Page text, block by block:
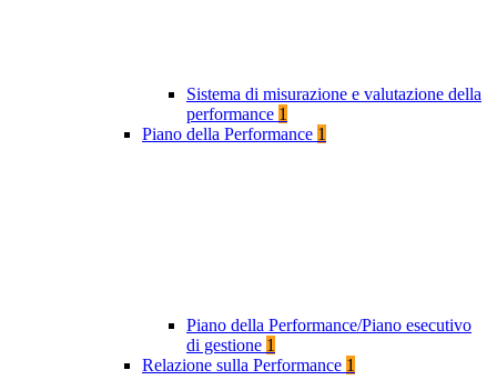
Sistema di misurazione e valutazione della
performance 1
Piano della Performance 1
Piano della Performance/Piano esecutivo
di gestione 1
Relazione sulla Performance 1